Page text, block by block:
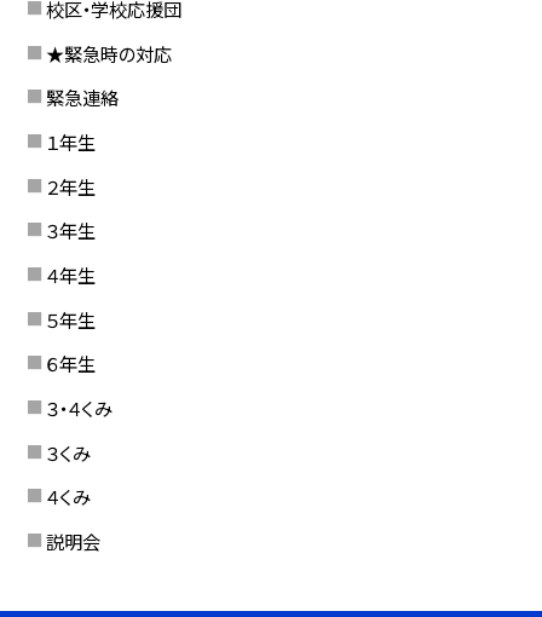
校区・学校応援団
★緊急時の対応
緊急連絡
１年生
２年生
３年生
４年生
５年生
６年生
３・４くみ
３くみ
４くみ
説明会